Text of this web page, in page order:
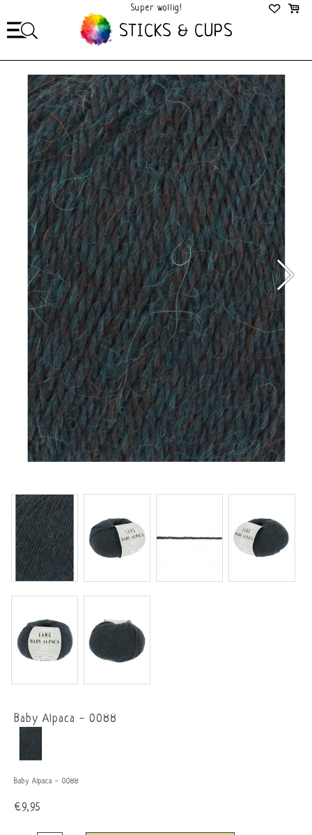
Super wollig!
Mega Gezellig!
STICKS & CUPS
Baby Alpaca - 0088
Baby Alpaca - 0088
€9,95